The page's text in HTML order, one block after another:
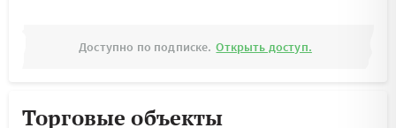
Доступно по подписке. Открыть доступ.
Торговые объекты